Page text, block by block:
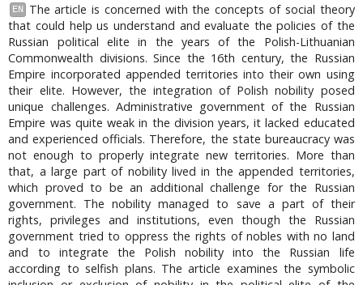
EN
The article is concerned with the concepts of social theory
that could help us understand and evaluate the policies of the
Russian political elite in the years of the Polish-Lithuanian
Commonwealth divisions. Since the 16th century, the Russian
Empire incorporated appended territories into their own using
their elite. However, the integration of Polish nobility posed
unique challenges. Administrative government of the Russian
Empire was quite weak in the division years, it lacked educated
and experienced officials. Therefore, the state bureaucracy was
not enough to properly integrate new territories. More than
that, a large part of nobility lived in the appended territories,
which proved to be an additional challenge for the Russian
government. The nobility managed to save a part of their
rights, privileges and institutions, even though the Russian
government tried to oppress the rights of nobles with no land
and to integrate the Polish nobility into the Russian life
according to selfish plans. The article examines the symbolic